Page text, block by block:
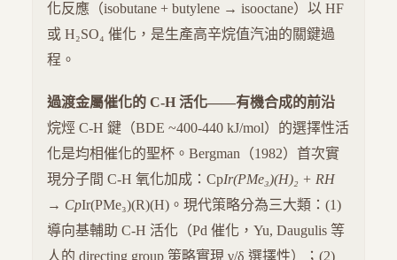
化反應（isobutane + butylene → isooctane）以 HF
或 H₂SO₄ 催化，是生產高辛烷值汽油的關鍵過
程。
過渡金屬催化的 C-H 活化——有機合成的前沿
烷烴 C-H 鍵（BDE ~400-440 kJ/mol）的選擇性活
化是均相催化的聖杯。Bergman（1982）首次實
現分子間 C-H 氧化加成：CpIr(PMe₃)(H)₂ + RH
→ CpIr(PMe₃)(R)(H)。現代策略分為三大類：(1)
導向基輔助 C-H 活化（Pd 催化，Yu, Daugulis 等
人的 directing group 策略實現 γ/δ 選擇性）；(2)